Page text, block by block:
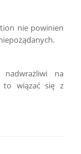
nie powinien
na
to wiązać się z